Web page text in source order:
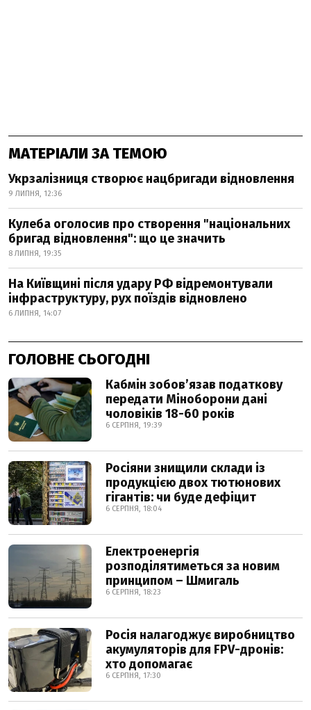
МАТЕРІАЛИ ЗА ТЕМОЮ
Укрзалізниця створює нацбригади відновлення
9 ЛИПНЯ, 12:36
Кулеба оголосив про створення "національних
бригад відновлення": що це значить
8 ЛИПНЯ, 19:35
На Київщині після удару РФ відремонтували
інфраструктуру, рух поїздів відновлено
6 ЛИПНЯ, 14:07
ГОЛОВНЕ СЬОГОДНІ
Кабмін зобовʼязав податкову
передати Міноборони дані
чоловіків 18-60 років
6 СЕРПНЯ, 19:39
Росіяни знищили склади із
продукцією двох тютюнових
гігантів: чи буде дефіцит
6 СЕРПНЯ, 18:04
Електроенергія
розподілятиметься за новим
принципом – Шмигаль
6 СЕРПНЯ, 18:23
Росія налагоджує виробництво
акумуляторів для FPV-дронів:
хто допомагає
6 СЕРПНЯ, 17:30